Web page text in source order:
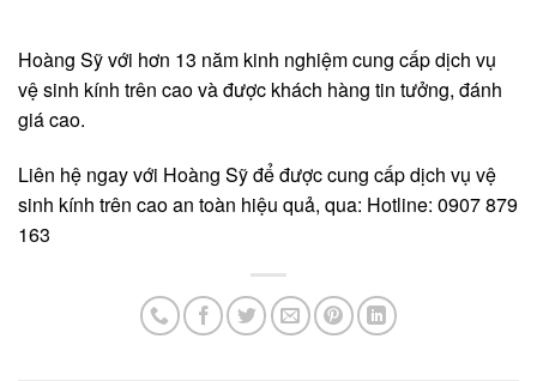
Hoàng Sỹ với hơn 13 năm kinh nghiệm cung cấp dịch vụ
vệ sinh kính trên cao và được khách hàng tin tưởng, đánh
giá cao.
Liên hệ ngay với Hoàng Sỹ để được cung cấp dịch vụ vệ
sinh kính trên cao an toàn hiệu quả, qua: Hotline: 0907 879
163